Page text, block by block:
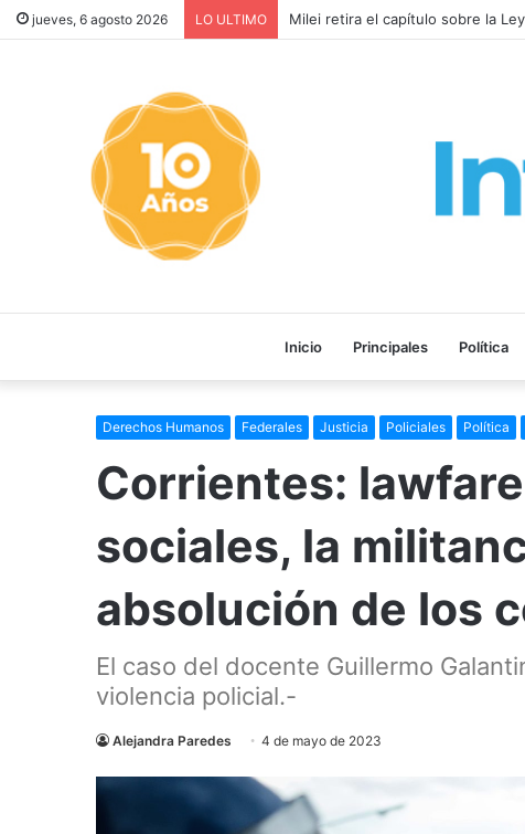
jueves, 6 agosto 2026 LO ULTIMO Milei retira el capítulo sobre la
Inicio Principales Política
Derechos Humanos Federales Justicia Policiales Política
Corrientes:
sociales, la
absolución de los
El caso del docente Guillermo
violencia policial.-
Alejandra Paredes 4 de mayo de 2023